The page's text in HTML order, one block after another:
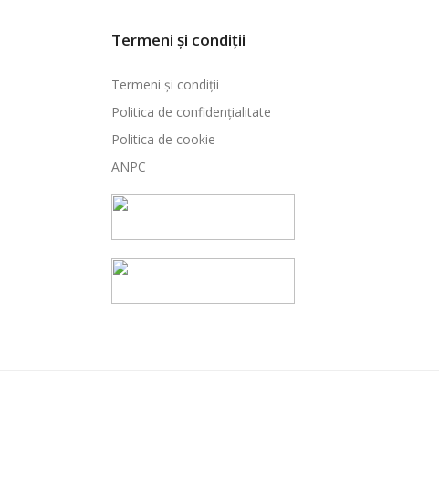
Termeni și condiții
Termeni și condiții
Politica de confidențialitate
Politica de cookie
ANPC